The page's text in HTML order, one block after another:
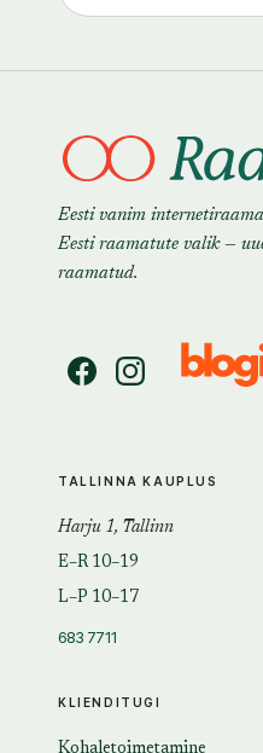
Eesti vanim
Eesti raamatute valik —
raamatud.
KLIENDITUGI
TALLINNA KAUPLUS
Harju 1, Tallinn
E–R 10–19
L–P 10–17
683 7711